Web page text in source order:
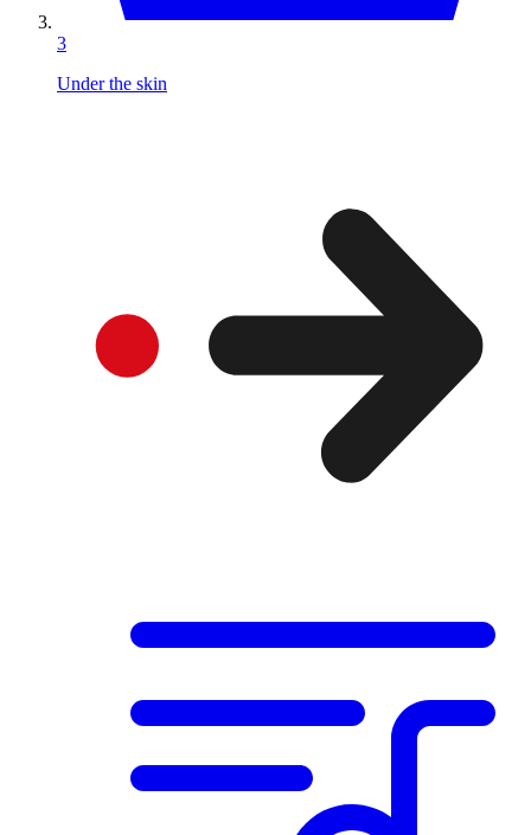
3
Under the skin